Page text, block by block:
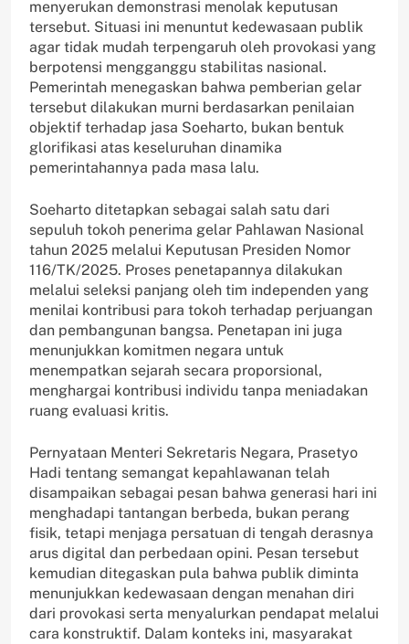
menyerukan demonstrasi menolak keputusan
tersebut. Situasi ini menuntut kedewasaan publik
agar tidak mudah terpengaruh oleh provokasi yang
berpotensi mengganggu stabilitas nasional.
Pemerintah menegaskan bahwa pemberian gelar
tersebut dilakukan murni berdasarkan penilaian
objektif terhadap jasa Soeharto, bukan bentuk
glorifikasi atas keseluruhan dinamika
pemerintahannya pada masa lalu.
Soeharto ditetapkan sebagai salah satu dari
sepuluh tokoh penerima gelar Pahlawan Nasional
tahun 2025 melalui Keputusan Presiden Nomor
116/TK/2025. Proses penetapannya dilakukan
melalui seleksi panjang oleh tim independen yang
menilai kontribusi para tokoh terhadap perjuangan
dan pembangunan bangsa. Penetapan ini juga
menunjukkan komitmen negara untuk
menempatkan sejarah secara proporsional,
menghargai kontribusi individu tanpa meniadakan
ruang evaluasi kritis.
Pernyataan Menteri Sekretaris Negara, Prasetyo
Hadi tentang semangat kepahlawanan telah
disampaikan sebagai pesan bahwa generasi hari ini
menghadapi tantangan berbeda, bukan perang
fisik, tetapi menjaga persatuan di tengah derasnya
arus digital dan perbedaan opini. Pesan tersebut
kemudian ditegaskan pula bahwa publik diminta
menunjukkan kedewasaan dengan menahan diri
dari provokasi serta menyalurkan pendapat melalui
cara konstruktif. Dalam konteks ini, masyarakat